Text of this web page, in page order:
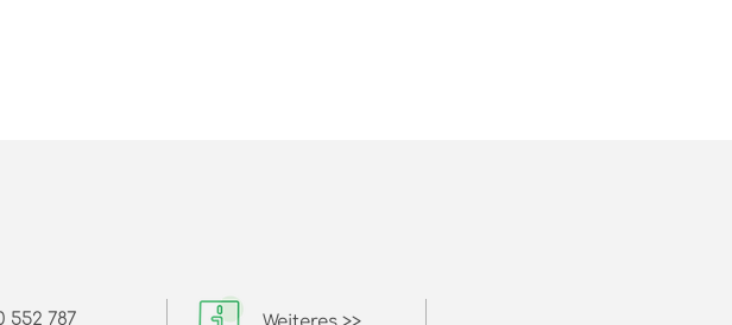
552 787